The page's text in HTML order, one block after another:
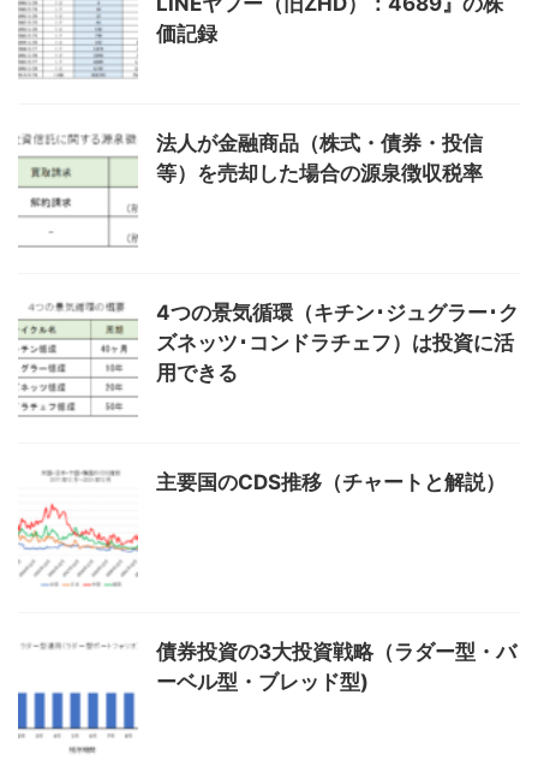
価記録
法人が金融商品（株式・債券・投信
等）を売却した場合の源泉徴収税率
4つの景気循環（キチン･ジュグラー･ク
ズネッツ･コンドラチェフ）は投資に活
用できる
主要国のCDS推移（チャートと解説）
債券投資の3大投資戦略（ラダー型・バ
ーベル型・ブレッド型)